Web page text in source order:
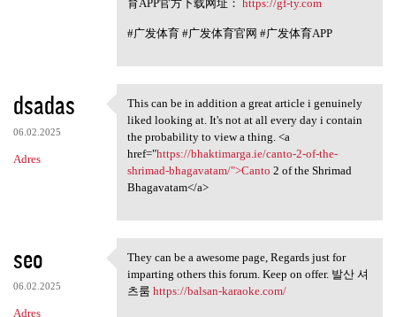
育APP官方下载网址： https://gf-ty.com
#广发体育 #广发体育官网 #广发体育APP
dsadas
06.02.2025
Adres
This can be in addition a
This can be in addition a great article i genuinely
liked looking at. It's not at all every day i contain
the probability to view a thing. <a
href="https://bhaktimarga.ie/canto-2-of-the-
shrimad-bhagavatam/">Canto 2 of the Shrimad
Bhagavatam</a>
seo
06.02.2025
Adres
They can be a awesome page,
They can be a awesome page, Regards just for
imparting others this forum. Keep on offer. 발산 셔
츠룸 https://balsan-karaoke.com/